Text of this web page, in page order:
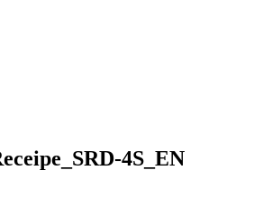
4S_EN